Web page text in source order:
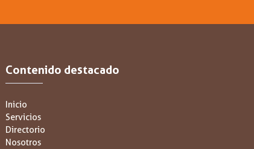
Contenido destacado
Inicio
Servicios
Directorio
Nosotros